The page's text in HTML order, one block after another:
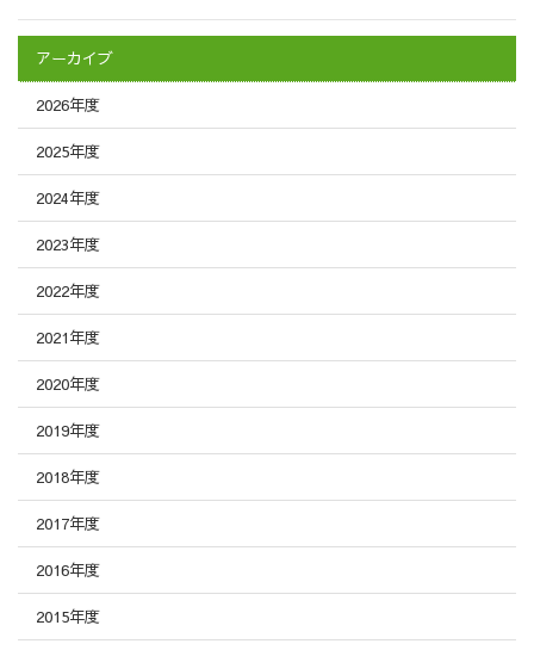
アーカイブ
2026年度
2025年度
2024年度
2023年度
2022年度
2021年度
2020年度
2019年度
2018年度
2017年度
2016年度
2015年度